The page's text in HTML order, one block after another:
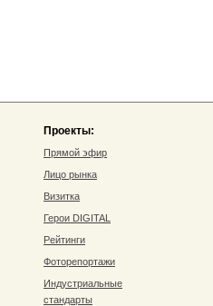
Проекты:
Прямой эфир
Лицо рынка
Визитка
Герои DIGITAL
Рейтинги
Фоторепортажи
Индустриальные
стандарты